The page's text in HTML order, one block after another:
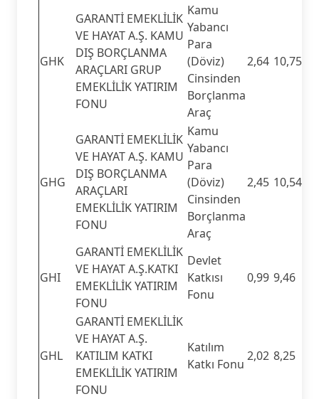
GHK
GARANTİ EMEKLİLİK
VE HAYAT A.Ş. KAMU
DIŞ BORÇLANMA
ARAÇLARI GRUP
EMEKLİLİK YATIRIM
FONU
Kamu
Yabancı
Para
(Döviz)
Cinsinden
Borçlanma
Araç
2,64 10,75
GHG
GARANTİ EMEKLİLİK
VE HAYAT A.Ş. KAMU
DIŞ BORÇLANMA
ARAÇLARI
EMEKLİLİK YATIRIM
FONU
Kamu
Yabancı
Para
(Döviz)
Cinsinden
Borçlanma
Araç
2,45 10,54
GHI
GARANTİ EMEKLİLİK
VE HAYAT A.Ş.KATKI
EMEKLİLİK YATIRIM
FONU
Devlet
Katkısı
Fonu
0,99 9,46
GHL
GARANTİ EMEKLİLİK
VE HAYAT A.Ş.
KATILIM KATKI
EMEKLİLİK YATIRIM
FONU
Katılım
Katkı Fonu
2,02 8,25